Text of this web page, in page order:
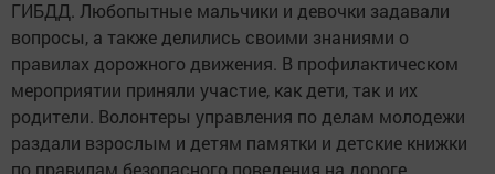
ГИБДД. Любопытные мальчики и девочки задавали
вопросы, а также делились своими знаниями о
правилах дорожного движения. В профилактическом
мероприятии приняли участие, как дети, так и их
родители. Волонтеры управления по делам молодежи
раздали взрослым и детям памятки и детские книжки